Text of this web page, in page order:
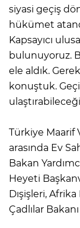
siyasi geçiş
hükümet
Kapsayıcı
bulunuyoruz.
ele aldık.
konuştuk.
Türkiye Maarif
arasında Ev
Bakan
Heyeti
Dışişleri,
Çadlılar